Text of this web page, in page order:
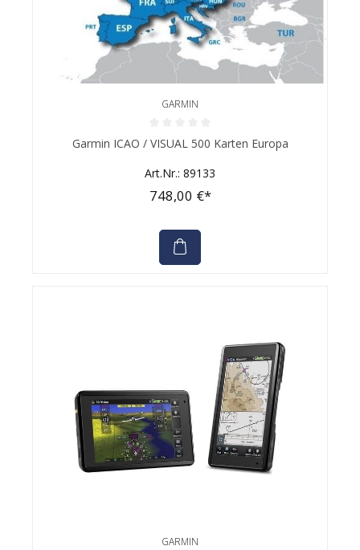
GARMIN
Durchschnittliche Bewertung von 0 von 5 Sternen
Garmin ICAO / VISUAL 500 Karten Europa
Art.Nr.: 89133
748,00 €*
GARMIN